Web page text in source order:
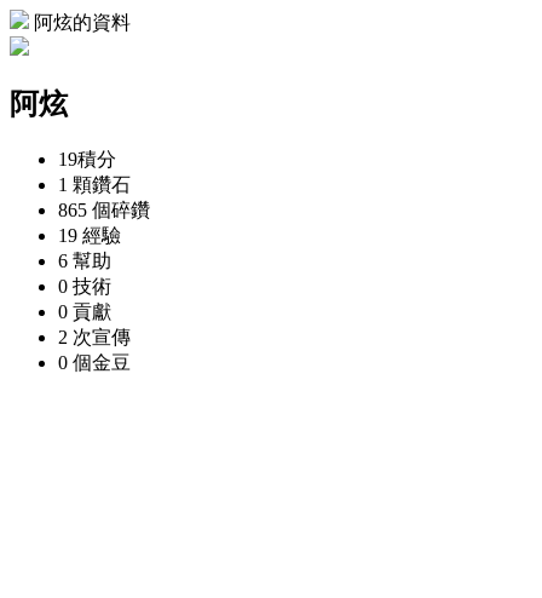
阿炫的資料
阿炫
19積分
1 顆鑽石
865 個碎鑽
19 經驗
6 幫助
0 技術
0 貢獻
2 次宣傳
0 個金豆